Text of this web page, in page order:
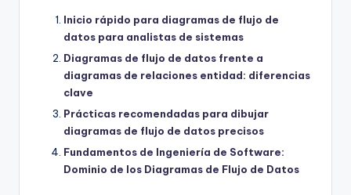
Inicio rápido para diagramas de flujo de
datos para analistas de sistemas
Diagramas de flujo de datos frente a
diagramas de relaciones entidad: diferencias
clave
Prácticas recomendadas para dibujar
diagramas de flujo de datos precisos
Fundamentos de Ingeniería de Software:
Dominio de los Diagramas de Flujo de Datos